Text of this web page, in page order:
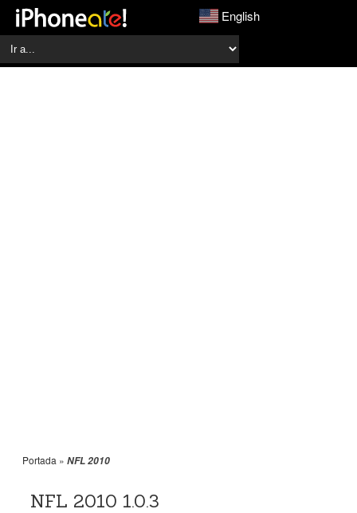
English
Portada » NFL 2010
NFL 2010 1.0.3